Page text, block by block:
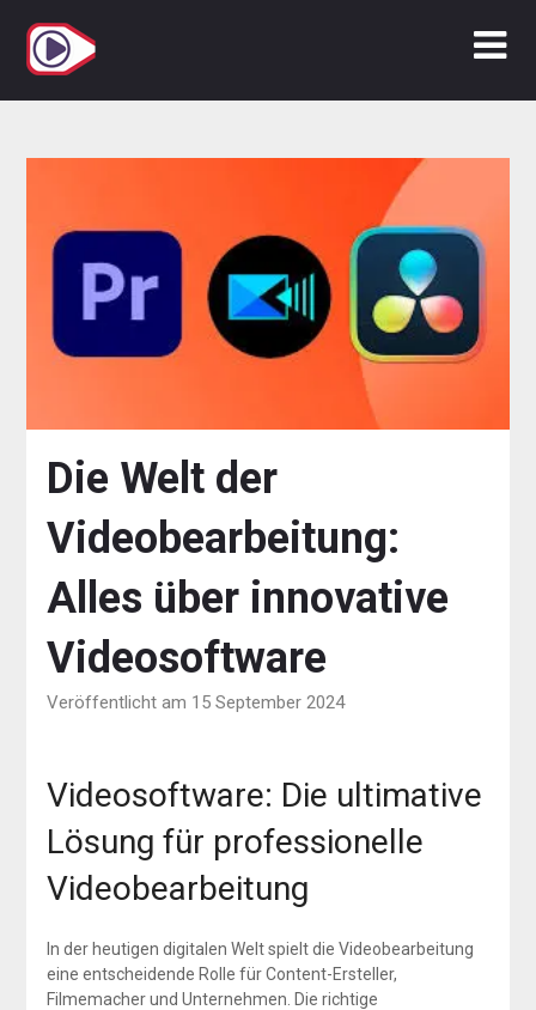
Inhalt
springen
Die Welt der
Videobearbeitung:
Alles über innovative
Videosoftware
Veröffentlicht am 15 September 2024
Videosoftware: Die ultimative
Lösung für professionelle
Videobearbeitung
In der heutigen digitalen Welt spielt die Videobearbeitung
eine entscheidende Rolle für Content-Ersteller,
Filmemacher und Unternehmen. Die richtige